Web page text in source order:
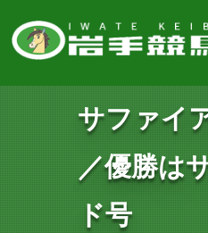
サファイ
／優勝は
ド号